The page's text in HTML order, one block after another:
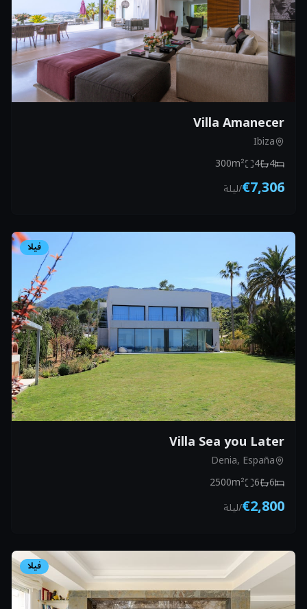
Villa Amanecer
Ibiza
4
4
300m²
€7,306
/ليلة
فيلا
Villa Sea you Later
Denia, España
6
6
2500m²
€2,800
/ليلة
فيلا